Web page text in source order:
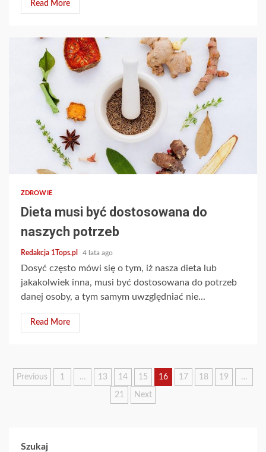
Read More
ZDROWIE
Dieta musi być dostosowana do
naszych potrzeb
Redakcja 1Tops.pl 4 lata ago
Dosyć często mówi się o tym, iż nasza dieta lub
jakakolwiek inna, musi być dostosowana do potrzeb
danej osoby, a tym samym uwzględniać nie...
Read More
Stronicowanie
Previous 1 … 13 14 15 16 17 18 19 …
21 Next
Szukaj